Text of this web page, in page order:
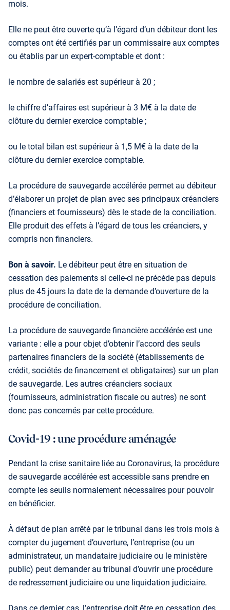
mois.
Elle ne peut être ouverte qu’à l’égard d’un débiteur dont les
comptes ont été certifiés par un commissaire aux comptes
ou établis par un expert-comptable et dont :
le nombre de salariés est supérieur à 20 ;
le chiffre d’affaires est supérieur à 3 M€ à la date de
clôture du dernier exercice comptable ;
ou le total bilan est supérieur à 1,5 M€ à la date de la
clôture du dernier exercice comptable.
La procédure de sauvegarde accélérée permet au débiteur
d’élaborer un projet de plan avec ses principaux créanciers
(financiers et fournisseurs) dès le stade de la conciliation.
Elle produit des effets à l’égard de tous les créanciers, y
compris non financiers.
Bon à savoir. Le débiteur peut être en situation de
cessation des paiements si celle-ci ne précède pas depuis
plus de 45 jours la date de la demande d’ouverture de la
procédure de conciliation.
La procédure de sauvegarde financière accélérée est une
variante : elle a pour objet d’obtenir l’accord des seuls
partenaires financiers de la société (établissements de
crédit, sociétés de financement et obligataires) sur un plan
de sauvegarde. Les autres créanciers sociaux
(fournisseurs, administration fiscale ou autres) ne sont
donc pas concernés par cette procédure.
Covid-19 : une procédure aménagée
Pendant la crise sanitaire liée au Coronavirus, la procédure
de sauvegarde accélérée est accessible sans prendre en
compte les seuils normalement nécessaires pour pouvoir
en bénéficier.
À défaut de plan arrêté par le tribunal dans les trois mois à
compter du jugement d’ouverture, l’entreprise (ou un
administrateur, un mandataire judiciaire ou le ministère
public) peut demander au tribunal d’ouvrir une procédure
de redressement judiciaire ou une liquidation judiciaire.